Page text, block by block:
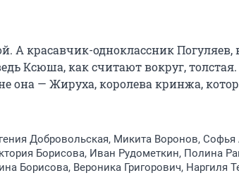
красавчик-одноклассник Погуляев,
Ксюша, как считают вокруг,
— Жируха, королева кринжа,
Добровольская, Микита Воронов,
Борисова, Иван Рудометкин, Полина
Борисова, Вероника Григорович, Наргиля